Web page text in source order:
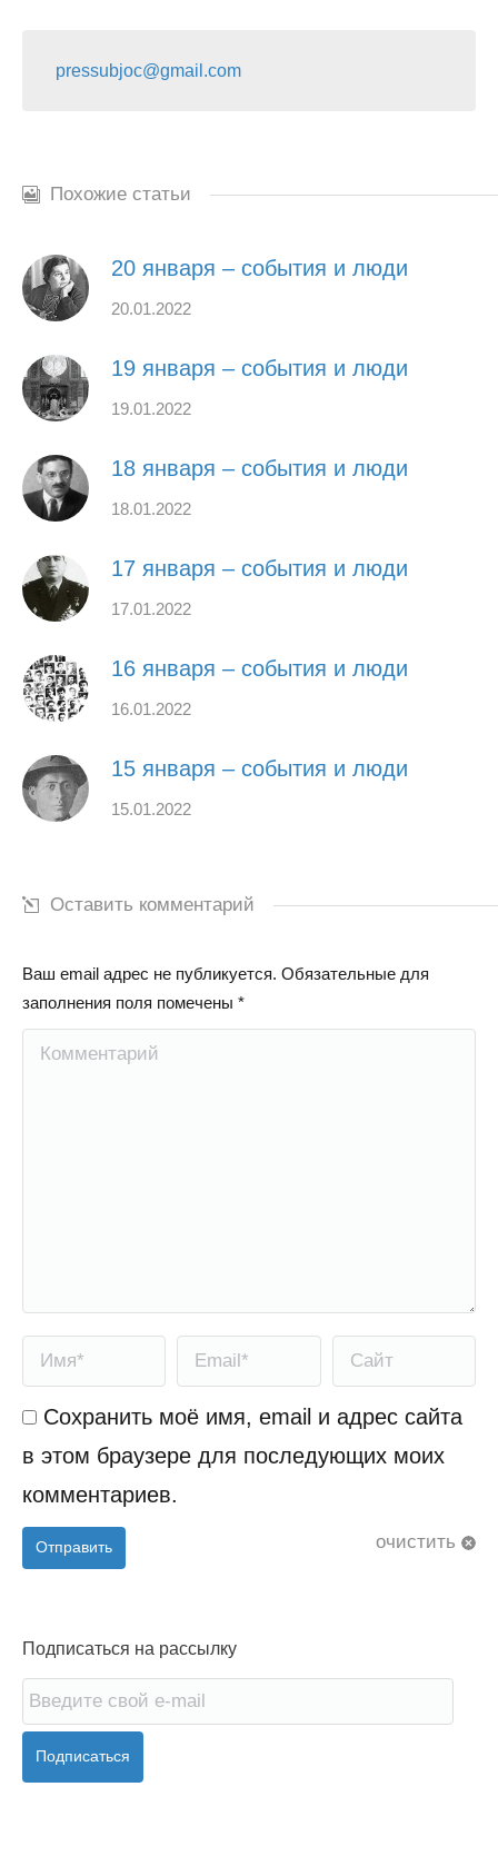
pressubjoc@gmail.com
Похожие статьи
20 января – события и люди
20.01.2022
19 января – события и люди
19.01.2022
18 января – события и люди
18.01.2022
17 января – события и люди
17.01.2022
16 января – события и люди
16.01.2022
15 января – события и люди
15.01.2022
Оставить комментарий
Ваш email адрес не публикуется. Обязательные для
заполнения поля помечены *
Комментарий
Имя * Email * Сайт
Сохранить моё имя, email и адрес сайта
в этом браузере для последующих моих
комментариев.
очистить
Отправить
Подписаться на рассылку
Подписаться